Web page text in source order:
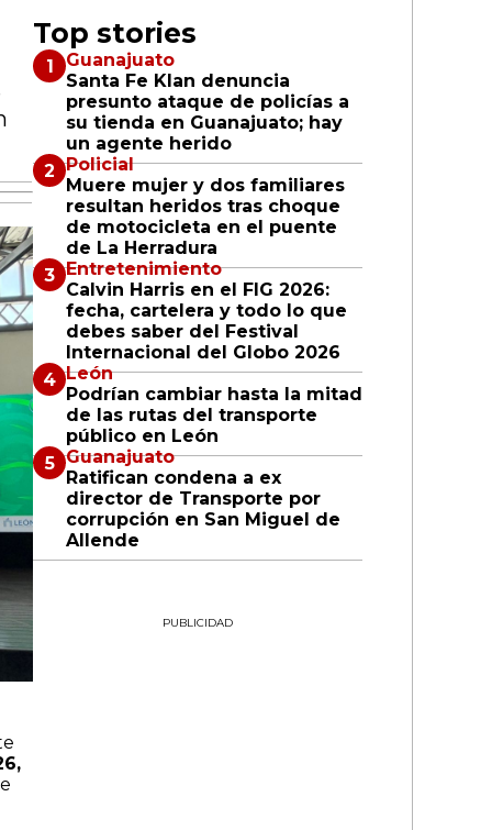
Top stories
Guanajuato
Santa Fe Klan denuncia
presunto ataque de policías a
su tienda en Guanajuato; hay
un agente herido
Policial
Muere mujer y dos familiares
resultan heridos tras choque
de motocicleta en el puente
de La Herradura
Entretenimiento
Calvin Harris en el FIG 2026:
fecha, cartelera y todo lo que
debes saber del Festival
Internacional del Globo 2026
León
Podrían cambiar hasta la mitad
de las rutas del transporte
público en León
Guanajuato
Ratifican condena a ex
director de Transporte por
corrupción en San Miguel de
Allende
PUBLICIDAD